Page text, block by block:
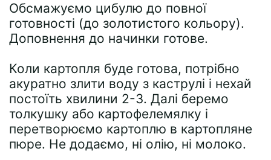
Обсмажуємо цибулю до повної
готовності (до золотистого кольору).
Доповнення до начинки готове.
Коли картопля буде готова, потрібно
акуратно злити воду з каструлі і нехай
постоїть хвилини 2-3. Далі беремо
толкушку або картофелемялку і
перетворюємо картоплю в картопляне
пюре. Не додаємо, ні олію, ні молоко.